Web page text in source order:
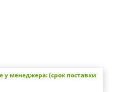
у менеджера: (срок поставки